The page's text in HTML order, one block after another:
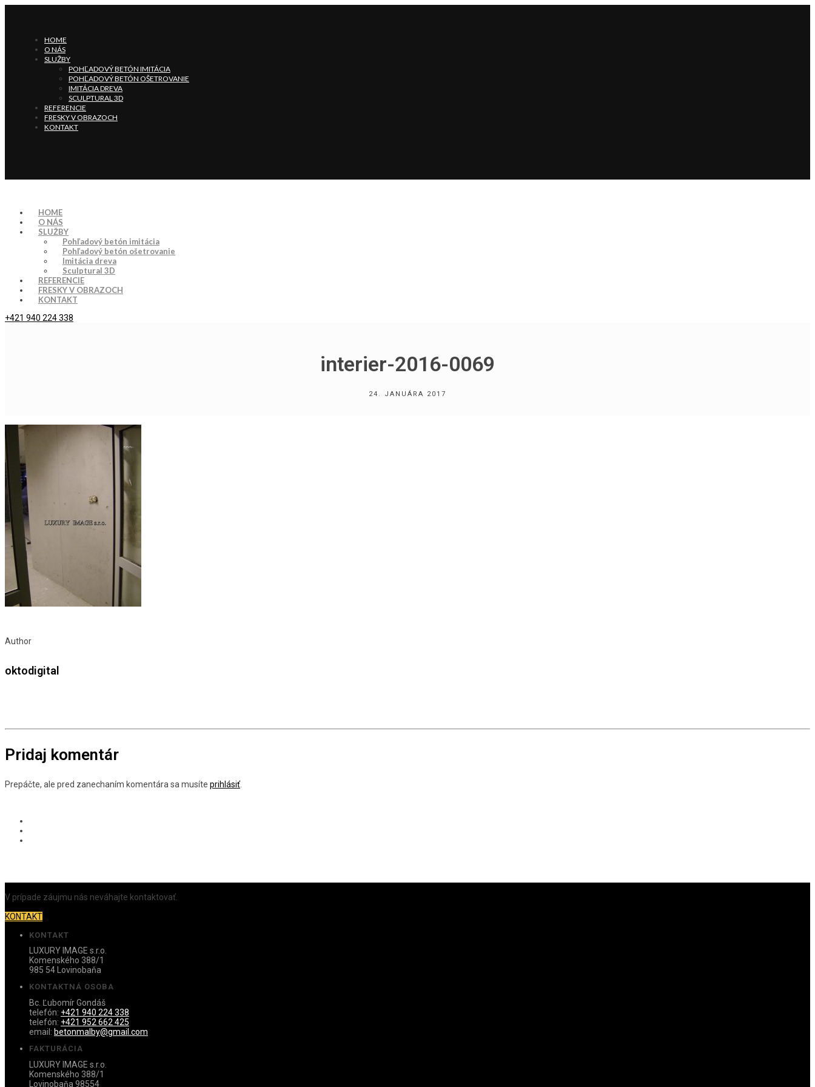
HOME
O NÁS
SLUŽBY
POHĽADOVÝ BETÓN IMITÁCIA
POHĽADOVÝ BETÓN OŠETROVANIE
IMITÁCIA DREVA
SCULPTURAL 3D
REFERENCIE
FRESKY V OBRAZOCH
KONTAKT
HOME
O NÁS
SLUŽBY
Pohľadový betón imitácia
Pohľadový betón ošetrovanie
Imitácia dreva
Sculptural 3D
REFERENCIE
FRESKY V OBRAZOCH
KONTAKT
+421 940 224 338
interier-2016-0069
24. JANUÁRA 2017
Author
oktodigital
Pridaj komentár
Prepáčte, ale pred zanechaním komentára sa musíte prihlásiť
V prípade záujmu nás neváhajte kontaktovať.
KONTAKT
KONTAKT
LUXURY IMAGE s.r.o.
Komenského 388/1
985 54 Lovinobaňa
KONTAKTNÁ OSOBA
Bc. Ľubomír Gondáš
telefón: +421 940 224 338
telefón: +421 952 662 425
email: betonmalby@gmail.com
FAKTURÁCIA
LUXURY IMAGE s.r.o.
Komenského 388/1
Lovinobaňa 98554